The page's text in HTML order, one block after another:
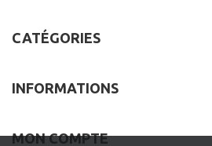
CATÉGORIES
INFORMATIONS
MON COMPTE